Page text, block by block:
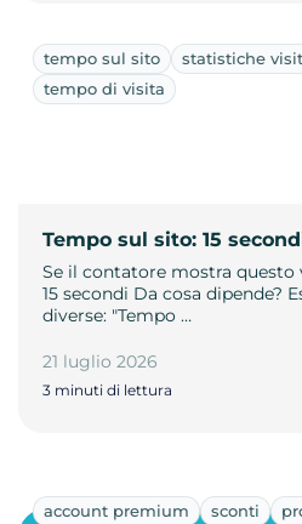
tempo sul sito statistiche
tempo di visita
Tempo sul sito: 15
Se il contatore mostra questo
15 secondi Da cosa dipende?
diverse: "Tempo …
21 luglio 2026
3 minuti di lettura
account premium sconti